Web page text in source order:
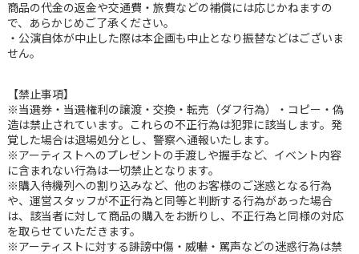
商品の代金の返金や交通費・旅費などの補償には応じかねますの
で、あらかじめご了承ください。
・公演自体が中止した際は本企画も中止となり振替などはございま
せん。
【禁止事項】
※当選券・当選権利の譲渡・交換・転売（ダフ行為）・コピー・偽
造は禁止されています。これらの不正行為は犯罪に該当します。発
覚した場合は退場処分とし、警察へ通報いたします。
※アーティストへのプレゼントの手渡しや握手など、イベント内容
に含まれない行為は一切禁止となります。
※購入待機列への割り込みなど、他のお客様のご迷惑となる行為
や、運営スタッフが不正行為と同等と判断する行為があった場合
は、該当者に対して商品の購入をお断りし、不正行為と同様の対応
を取らせていただきます。
※アーティストに対する誹謗中傷・威嚇・罵声などの迷惑行為は禁